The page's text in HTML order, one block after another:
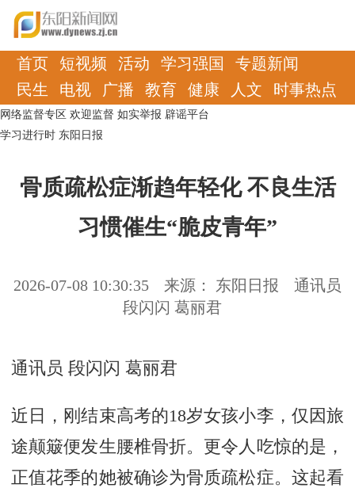
首页 短视频 活动 学习强国
专题新闻
民生
电视 广播 教育 健康 人文 时事热点
网络监督专区 欢迎监督 如实举报 辟谣平台
学习进行时 东阳日报
骨质疏松症渐趋年轻化 不良生活
习惯催生“脆皮青年”
2026-07-08 10:30:35 来源： 东阳日报
通讯员
段闪闪 葛丽君
通讯员 段闪闪 葛丽君
近日，刚结束高考的18岁女孩小李，仅因旅
途颠簸便发生腰椎骨折。更令人吃惊的是，
正值花季的她被确诊为骨质疏松症。这起看